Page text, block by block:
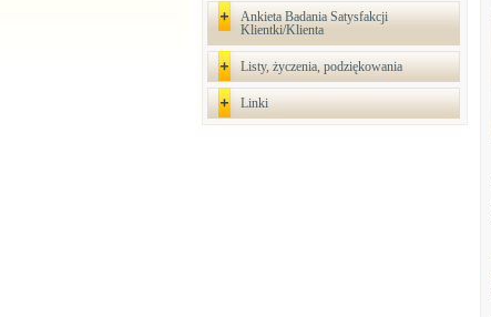
Ankieta Badania Satysfakcji
Klientki/Klienta
Listy, życzenia, podziękowania
Linki